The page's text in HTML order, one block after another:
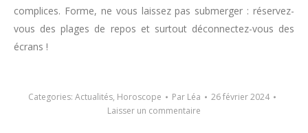
complices. Forme, ne vous laissez pas submerger : réservez-
vous des plages de repos et surtout déconnectez-vous des
écrans !
Categories: Actualités, Horoscope Par Léa
26 février 2024
Laisser un commentaire